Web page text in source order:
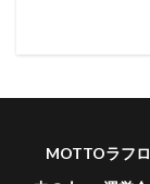
MOTTOラフ